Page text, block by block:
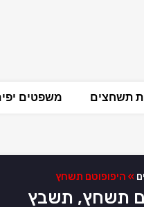
תשחצים משפטים
» היפופוטם תשחץ
תשחץ, תשבץ